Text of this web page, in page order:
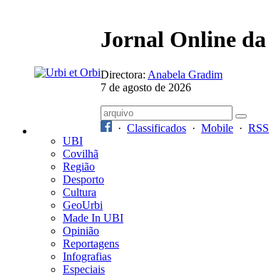
Jornal Online da
Directora: Anabela Gradim
7 de agosto de 2026
· Classificados · Mobile · RSS
UBI
Covilhã
Região
Desporto
Cultura
GeoUrbi
Made In UBI
Opinião
Reportagens
Infografias
Especiais